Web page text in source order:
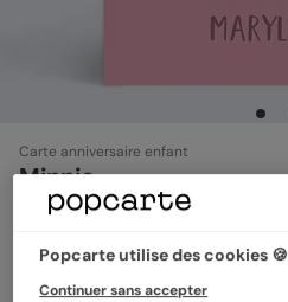
Carte anniversaire enfant
Minnie
4.7(3avis)
Format
Popcarte utilise des cookies 🍪
Continuer sans accepter